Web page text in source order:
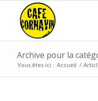
Archive pour la
Vous êtes ici : Accueil /